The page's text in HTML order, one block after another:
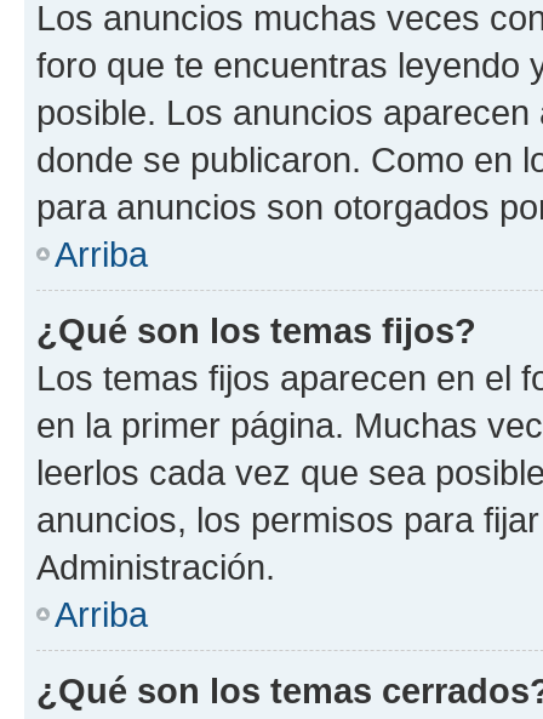
Los anuncios muchas veces
foro que te encuentras leyendo
posible. Los anuncios
donde se publicaron. Como en
para anuncios son otorgados
Arriba
¿Qué son los temas fijos?
Los temas fijos aparecen en el
en la primer página. Muchas
leerlos cada vez que sea
anuncios, los permisos para
Administración.
Arriba
¿Qué son los temas